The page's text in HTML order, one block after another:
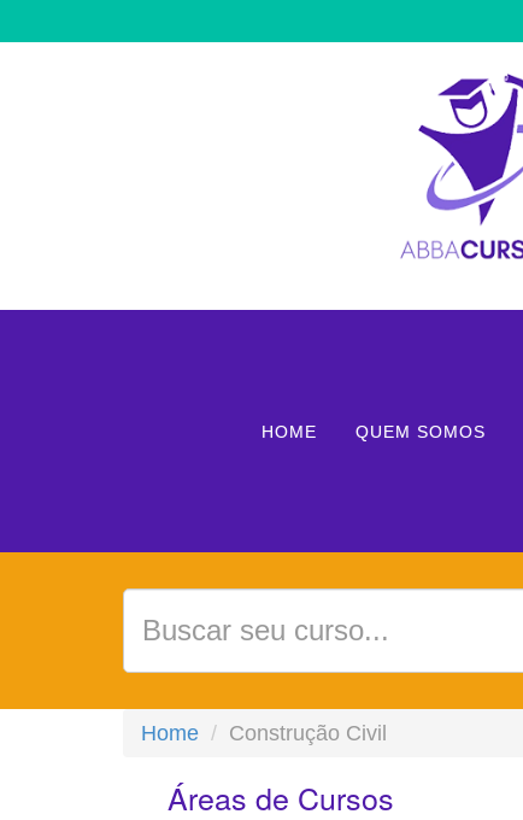
HOME QUEM SOMOS
Home Construção Civil
Áreas de Cursos